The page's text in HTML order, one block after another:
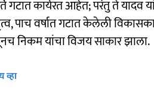
गटात कार्यरत आहेत; परंतु ते
पाच वर्षात गटात केलेली
निकम यांचा विजय साकार झाला.
व्हा